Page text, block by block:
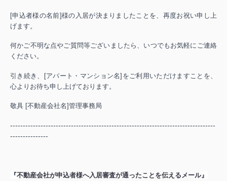
[申込者様の名前]様の入居が決まりましたことを、再度お祝い申し上
げます。
何かご不明な点やご質問等ございましたら、いつでもお気軽にご連絡
ください。
引き続き、[アパート・マンション名]をご利用いただけますことを、
心よりお待ち申し上げております。
敬具 [不動産会社名]管理事務局
---------------------------------------------------------------------------------
---------------
『不動産会社が申込者様へ入居審査が通ったことを伝えるメール 』